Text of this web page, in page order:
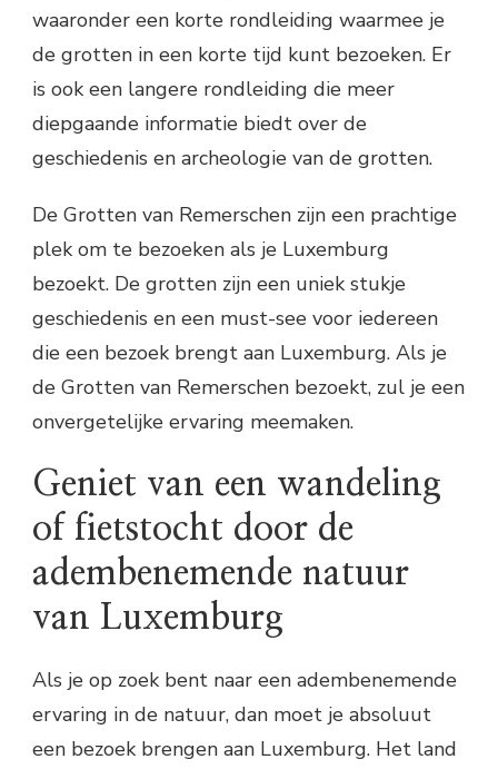
waaronder een korte rondleiding waarmee je
de grotten in een korte tijd kunt bezoeken. Er
is ook een langere rondleiding die meer
diepgaande informatie biedt over de
geschiedenis en archeologie van de grotten.
De Grotten van Remerschen zijn een prachtige
plek om te bezoeken als je Luxemburg
bezoekt. De grotten zijn een uniek stukje
geschiedenis en een must-see voor iedereen
die een bezoek brengt aan Luxemburg. Als je
de Grotten van Remerschen bezoekt, zul je een
onvergetelijke ervaring meemaken.
Geniet van een wandeling
of fietstocht door de
adembenemende natuur
van Luxemburg
Als je op zoek bent naar een adembenemende
ervaring in de natuur, dan moet je absoluut
een bezoek brengen aan Luxemburg. Het land